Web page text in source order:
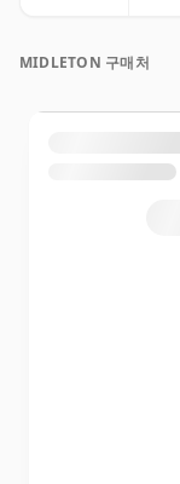
MIDLETON 구매처